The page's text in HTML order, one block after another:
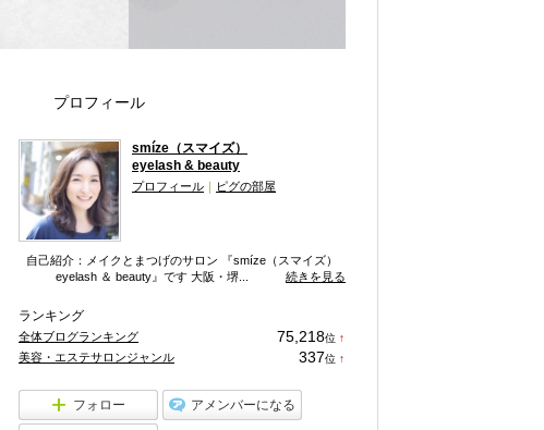
プロフィール
smíze（スマイズ）
eyelash & beauty
プロフィール ｜ ピグの部屋
自己紹介：メイクとまつげのサロン 『smíze（スマイズ）
eyelash ＆ beauty』です 大阪・堺...
続きを見る
ランキング
全体ブログランキング 75,218位 ↑
美容・エステサロンジャンル 337位 ↑
フォロー アメンバーになる